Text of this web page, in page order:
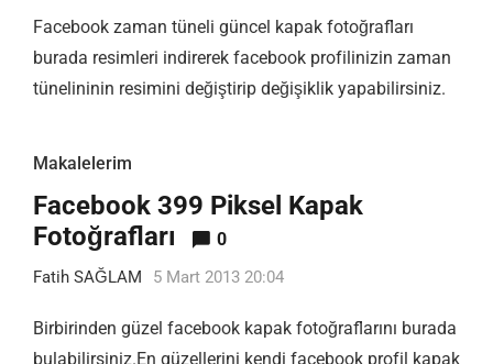
Facebook zaman tüneli güncel kapak fotoğrafları
burada resimleri indirerek facebook profilinizin zaman
tünelininin resimini değiştirip değişiklik yapabilirsiniz.
Makalelerim
Facebook 399 Piksel Kapak
Fotoğrafları
0
Fatih SAĞLAM 5 Mart 2013 20:04
Birbirinden güzel facebook kapak fotoğraflarını burada
bulabilirsiniz.En güzellerini kendi facebook profil kapak